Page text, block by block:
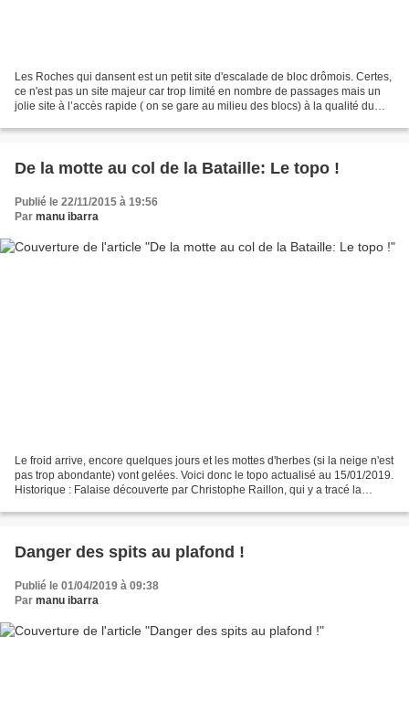
Les Roches qui dansent est un petit site d'escalade de bloc drômois. Certes,
ce n'est pas un site majeur car trop limité en nombre de passages mais un
jolie site à l’accès rapide ( on se gare au milieu des blocs) à la qualité du
De la motte au col de la Bataille: Le topo !
Publié le 22/11/2015 à 19:56
Par manu ibarra
Le froid arrive, encore quelques jours et les mottes d'herbes (si la neige n'est
pas trop abondante) vont gelées. Voici donc le topo actualisé au 15/01/2019.
Historique : Falaise découverte par Christophe Raillon, qui y a tracé la
Danger des spits au plafond !
Publié le 01/04/2019 à 09:38
Par manu ibarra